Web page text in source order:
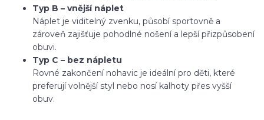
Typ B – vnější náplet
Náplet je viditelný zvenku, působí sportovně a
zároveň zajišťuje pohodlné nošení a lepší přizpůsobení
obuvi.
Typ C – bez nápletu
Rovné zakončení nohavic je ideální pro děti, které
preferují volnější styl nebo nosí kalhoty přes vyšší
obuv.